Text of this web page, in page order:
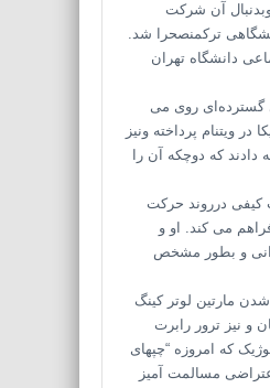
وبدنبال آن شرکت
ترکمنصحرا شد.
دانشگاه تهران
گسترده‌‌ای روی می
ویتنام پرداخته ونیز
که دوچکه آن را
کیفی درروند حرکت
می کند. او و
و بطور مشخص
مارتین لوتر کینگ
کشورهای شان و نیز ترور رابرت
که امروزه “چپهای
مسالمت آمیز